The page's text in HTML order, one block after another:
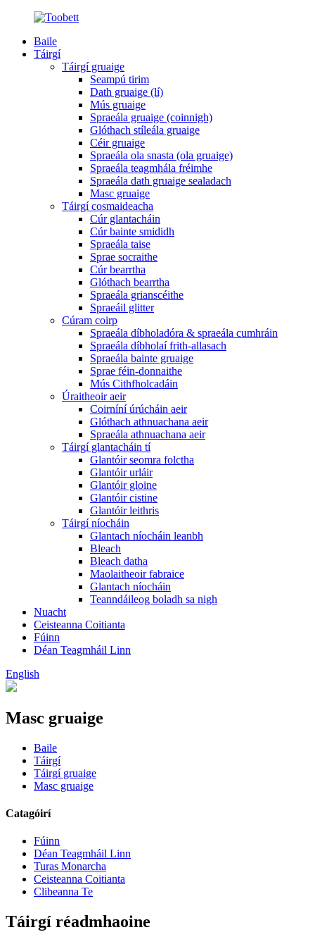
Baile
Táirgí
Táirgí gruaige
Seampú tirim
Dath gruaige (lí)
Mús gruaige
Spraeála gruaige (coinnigh)
Glóthach stíleála gruaige
Céir gruaige
Spraeála ola snasta (ola gruaige)
Spraeála teagmhála fréimhe
Spraeála dath gruaige sealadach
Masc gruaige
Táirgí cosmaideacha
Cúr glantacháin
Cúr bainte smididh
Spraeála taise
Sprae socraithe
Cúr bearrtha
Glóthach bearrtha
Spraeála grianscéithe
Spraeáil glitter
Cúram coirp
Spraeála díbholadóra & spraeála cumhráin
Spraeála díbholaí frith-allasach
Spraeála bainte gruaige
Sprae féin-donnaithe
Mús Cithfholcadáin
Úraitheoir aeir
Coirníní úrúcháin aeir
Glóthach athnuachana aeir
Spraeála athnuachana aeir
Táirgí glantacháin tí
Glantóir seomra folctha
Glantóir urláir
Glantóir gloine
Glantóir cistine
Glantóir leithris
Táirgí níocháin
Glantach níocháin leanbh
Bleach
Bleach datha
Maolaitheoir fabraice
Glantach níocháin
Teanndáileog boladh sa nigh
Nuacht
Ceisteanna Coitianta
Fúinn
Déan Teagmháil Linn
English
Masc gruaige
Baile
Táirgí
Táirgí gruaige
Masc gruaige
Catagóirí
Fúinn
Déan Teagmháil Linn
Turas Monarcha
Ceisteanna Coitianta
Clibeanna Te
Táirgí réadmhaoine